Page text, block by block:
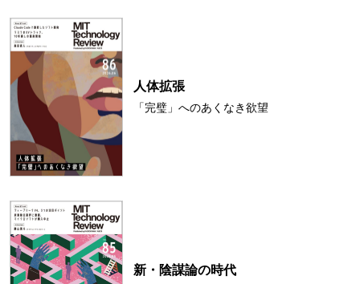
人体拡張
「完璧」へのあくなき欲望
新・陰謀論の時代